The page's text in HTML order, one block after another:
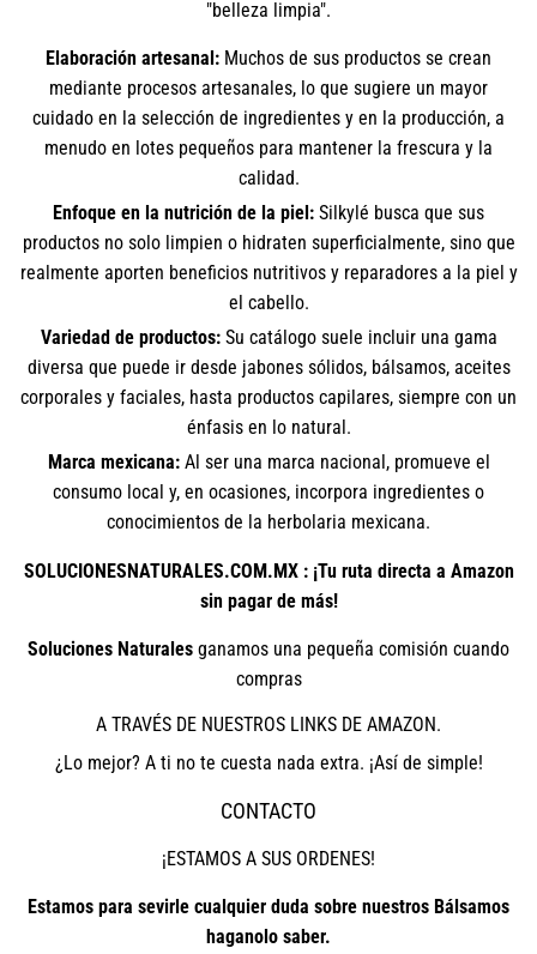
"belleza limpia".
Elaboración artesanal: Muchos de sus productos se crean
mediante procesos artesanales, lo que sugiere un mayor
cuidado en la selección de ingredientes y en la producción, a
menudo en lotes pequeños para mantener la frescura y la
calidad.
Enfoque en la nutrición de la piel: Silkylé busca que sus
productos no solo limpien o hidraten superficialmente, sino que
realmente aporten beneficios nutritivos y reparadores a la piel y
el cabello.
Variedad de productos:Su catálogo suele incluir una gama
diversa que puede ir desde jabones sólidos, bálsamos, aceites
corporales y faciales, hasta productos capilares, siempre con un
énfasis en lo natural.
Marca mexicana:Al ser una marca nacional, promueve el
consumo local y, en ocasiones, incorpora ingredientes o
conocimientos de la herbolaria mexicana.
SOLUCIONESNATURALES.COM.MX : ¡Tu ruta directa a Amazon
sin pagar de más!
Soluciones Naturales ganamos una pequeña comisión cuando
compras
A TRAVÉS DE NUESTROS LINKS DE AMAZON.
¿Lo mejor? A ti no te cuesta nada extra. ¡Así de simple!
CONTACTO
¡ESTAMOS A SUS ORDENES!
Estamos para sevirle cualquier duda sobre nuestros Bálsamos
haganolo saber.